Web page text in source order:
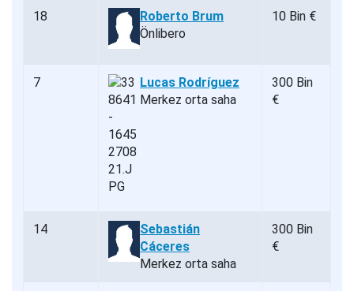
18
Roberto Brum
Önlibero
10 Bin €
7
Lucas Rodríguez
Merkez orta saha
300 Bin
€
14
Sebastián
Cáceres
Merkez orta saha
300 Bin
€